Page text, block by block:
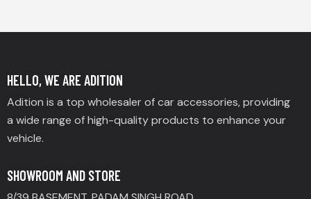
HELLO, WE ARE ADITION
Adition is a top wholesaler of car accessories, providing
a wide range of high-quality products to enhance your
vehicle.
SHOWROOM AND STORE